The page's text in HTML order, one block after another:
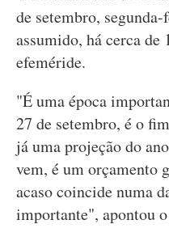
de setembro,
assumido, há cerca de
efeméride.
"É uma época
27 de setembro, é o
já uma projeção do
vem, é um orçamento
acaso coincide numa
importante", apontou